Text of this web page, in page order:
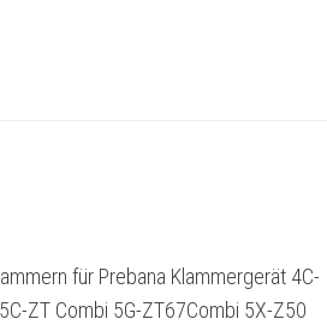
für Prebana Klammergerät 4C-
ZT Combi 5G-ZT67Combi 5X-Z50